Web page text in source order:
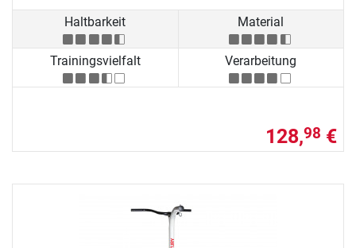
Haltbarkeit Material
Trainingsvielfalt Verarbeitung
128,98 €